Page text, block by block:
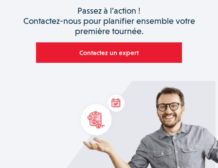
Passez à l’action !
Contactez-nous pour planifier ensemble votre
première tournée.
Contactez un expert